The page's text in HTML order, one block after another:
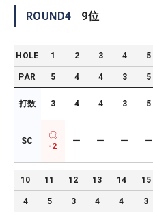
ROUND4 9位
HOLE 1 2 3 4 5
PAR 5 4 4 3 5
打数 3 4 4 3 5
SC
-2
ー ー ー ー
10 11 12 13 14 15
4 5 3 4 4 3